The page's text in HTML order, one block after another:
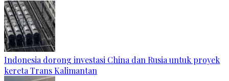
Indonesia dorong investasi China dan Rusia untuk proyek
kereta Trans Kalimantan